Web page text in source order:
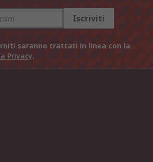
Iscriviti
saranno trattati in linea con la
Privacy.